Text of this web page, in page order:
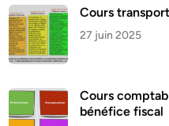
Cours
27 juin 2025
Cours
bénéfice fiscal